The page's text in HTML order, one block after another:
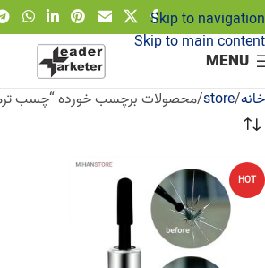
Skip to navigation
Skip to main content
MENU
خانه store محصولات برچسب خورده “چسب
HOT